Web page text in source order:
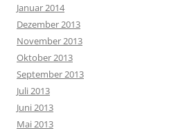
Januar 2014
Dezember 2013
November 2013
Oktober 2013
September 2013
Juli 2013
Juni 2013
Mai 2013